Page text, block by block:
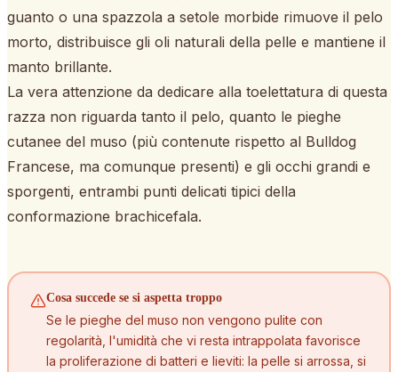
guanto o una spazzola a setole morbide rimuove il pelo
morto, distribuisce gli oli naturali della pelle e mantiene il
manto brillante.
La vera attenzione da dedicare alla toelettatura di questa
razza non riguarda tanto il pelo, quanto le pieghe
cutanee del muso (più contenute rispetto al Bulldog
Francese, ma comunque presenti) e gli occhi grandi e
sporgenti, entrambi punti delicati tipici della
conformazione brachicefala.
Cosa succede se si aspetta troppo
Se le pieghe del muso non vengono pulite con
regolarità, l'umidità che vi resta intrappolata favorisce
la proliferazione di batteri e lieviti: la pelle si arrossa, si